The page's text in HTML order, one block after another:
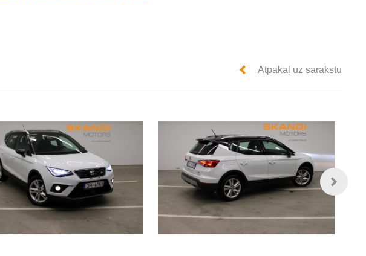
Atpakaļ uz sarakstu